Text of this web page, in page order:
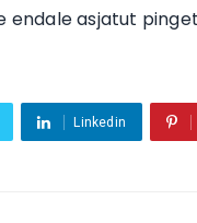
endale asjatut
Linkedin